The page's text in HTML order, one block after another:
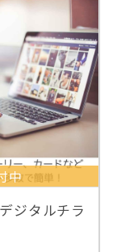
中
ジタルチラ